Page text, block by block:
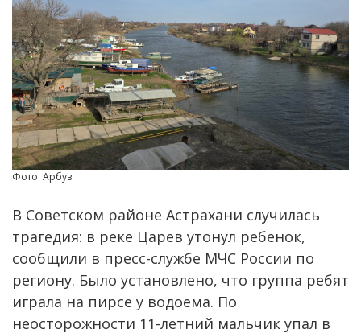
Фото: Арбуз
В Советском районе Астрахани случилась
трагедия: в реке Царев утонул ребенок,
сообщили в пресс-службе МЧС России по
региону. Было установлено, что группа ребят
играла на пирсе у водоема. По
неосторожности 11-летний мальчик упал в